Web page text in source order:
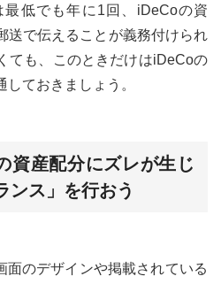
低でも年に1回、iDeCoの資
送で伝えることが義務付けられ
ても、このときだけはiDeCoの
ておきましょう。
資産配分にズレが生じ
ンス」を行おう
面のデザインや掲載されている